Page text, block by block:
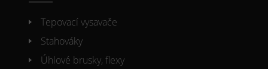
Tepovací vysavače
Stahováky
Úhlové brusky, flexy